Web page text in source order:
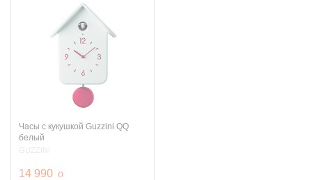
Часы с кукушкой Guzzini QQ
белый
GUZZINI
14 990 руб.
o